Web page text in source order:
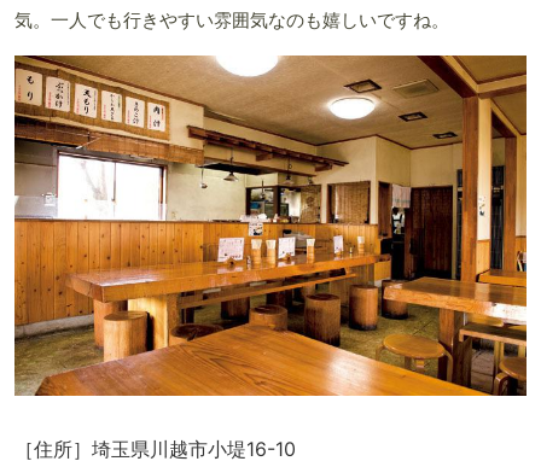
気。一人でも行きやすい雰囲気なのも嬉しいですね。
［住所］埼玉県川越市小堤16-10